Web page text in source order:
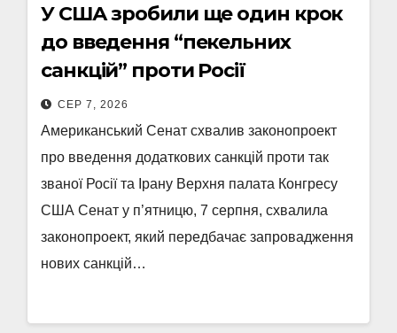
У США зробили ще один крок
до введення “пекельних
санкцій” проти Росії
СЕР 7, 2026
Американський Сенат схвалив законопроект
про введення додаткових санкцій проти так
званої Росії та Ірану Верхня палата Конгресу
США Сенат у п’ятницю, 7 серпня, схвалила
законопроект, який передбачає запровадження
нових санкцій…